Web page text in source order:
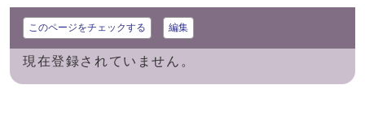
このページをチェックする 編集
現在登録されていません。